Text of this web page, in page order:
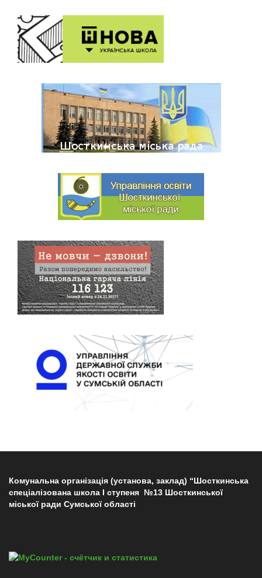
Комунальна організація (установа, заклад) “Шосткинська
спеціалізована школа І ступеня №13 Шосткинської
міської ради Сумської області